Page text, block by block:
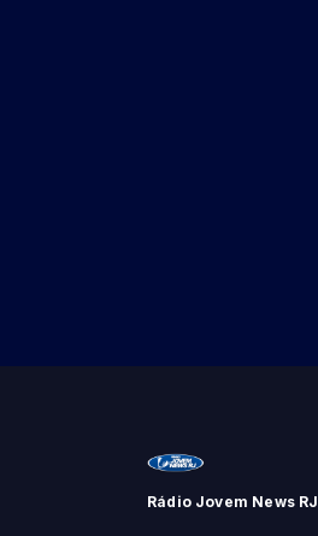
Rádio Jovem News RJ